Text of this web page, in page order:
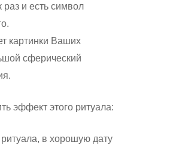
и есть символ
картинки Ваших
сферический
эффект этого ритуала:
в хорошую дату